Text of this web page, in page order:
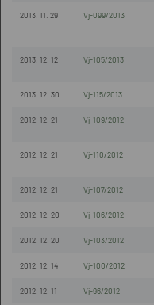
2013. 11. 29 Vj-099/2013
2013. 12. 12 Vj-105/2013
2013. 12. 30 Vj-115/2013
2012. 12. 21 Vj-109/2012
2012. 12. 21 Vj-110/2012
2012. 12. 21 Vj-107/2012
2012. 12. 20 Vj-106/2012
2012. 12. 20 Vj-103/2012
2012. 12. 14 Vj-100/2012
2012. 12. 11 Vj-96/2012